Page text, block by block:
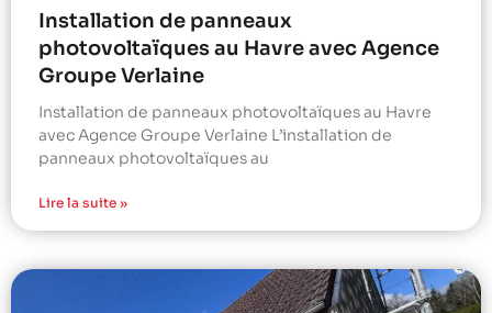
Installation de panneaux
photovoltaïques au Havre avec Agence
Groupe Verlaine
Installation de panneaux photovoltaïques au Havre
avec Agence Groupe Verlaine L’installation de
panneaux photovoltaïques au
Lire la suite »